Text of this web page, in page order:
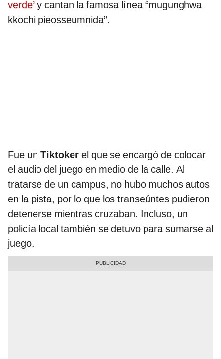
verde’ y cantan la famosa línea “mugunghwa
kkochi pieosseumnida”.
Fue un Tiktoker el que se encargó de colocar
el audio del juego en medio de la calle. Al
tratarse de un campus, no hubo muchos autos
en la pista, por lo que los transeúntes pudieron
detenerse mientras cruzaban. Incluso, un
policía local también se detuvo para sumarse al
juego.